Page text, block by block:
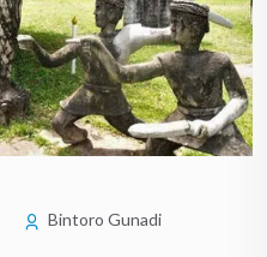
Bintoro Gunadi